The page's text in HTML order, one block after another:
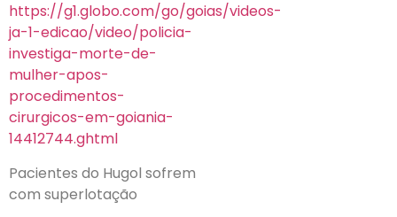
https://g1.globo.com/go/goias/videos-
ja-1-edicao/video/policia-
investiga-morte-de-
mulher-apos-
procedimentos-
cirurgicos-em-goiania-
14412744.ghtml
Pacientes do Hugol sofrem
com superlotação